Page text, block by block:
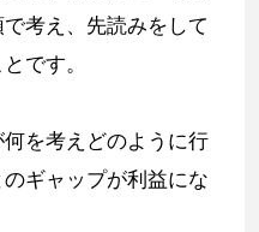
考え、先読みをして
です。
を考えどのように行
ギャップが利益にな